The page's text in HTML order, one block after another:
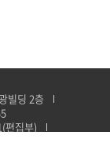
빌딩 2층
편집부)